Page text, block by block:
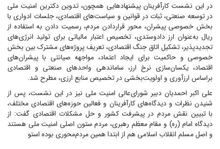
در این نشست کارآفرینان پیشنهاد‌هایی همچون، تدوین دکترین امنیت ملی
در توسعه صنعتی، ثبات در قوانین و سیاست‌های اقتصادی، جلسات ادواری با
بخش خصوصی پیشران، محور قراردادن مردم، رسمیت دادن به استفاده از
ریال به‌عنوان ارز دادوستدی، تخصیص اعتبار مالیاتی برای تولید انرژی‌های
تجدیدپذیر، تشکیل اتاق جنگ اقتصادی، تعریف پروژه‌های مشترک بین بخش
خصوصی و حاکمیت برای ایجاد اعتماد، مواجهه صیانتی با پیشران‌های
اقتصاد، یکسان‌سازی نرخ ارز، ساماندهی واحد‌های صنعتی و اقتصادی
براساس ارزآوری و اولویت‌بخشی در تخصیص منابع ارزی، مطرح شد.
علی اکبر احمدیان دبیر شورای‌عالی امنیت ملی نیز در این نشست، پس از
شنیدن نظرات و دیدگاه‌های کارآفرینان و فعالین حوزه‌های اقتصادی مختلف،
با تبیین نقش مردم در پیشرفت کشور و حل مشکلات اقتصادی گفت: از
دیدگاه امام (ره) و مقام معظم رهبری، مردم ستون اصلی امنیت ملی هستند
و اصل مسلم انقلاب اسلامی هم از ابتدا همین مردم‌محوری بوده استو